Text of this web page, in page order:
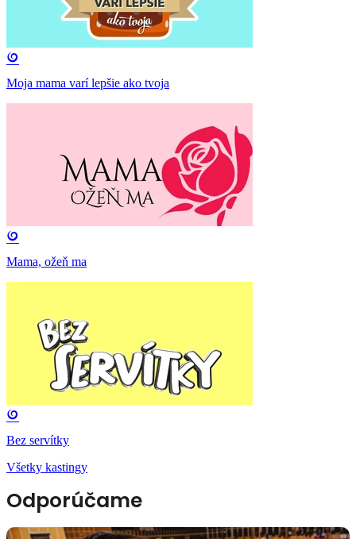
Moja mama varí lepšie ako tvoja
Mama, ožeň ma
Bez servítky
Všetky kastingy
Odporúčame